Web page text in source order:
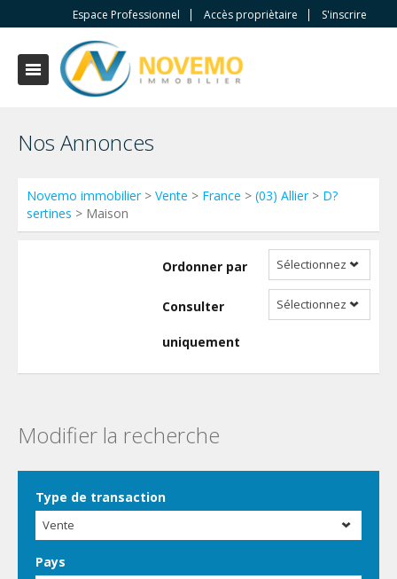
Espace Professionnel Accès propriètaire S'inscrire
Nos Annonces
Novemo immobilier> Vente > France > (03) Allier> D?
sertines > Maison
Ordonner par Sélectionnez
Consulter
uniquement
Sélectionnez
Modifier la recherche
Type de transaction
Vente
Pays